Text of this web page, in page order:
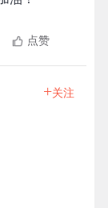
点赞
+关注